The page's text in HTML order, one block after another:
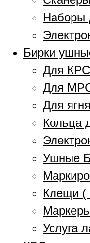
Наборы
Бирки
Для КРС
Для
Для
Кольца
Ушные
Клещи (
Услуга